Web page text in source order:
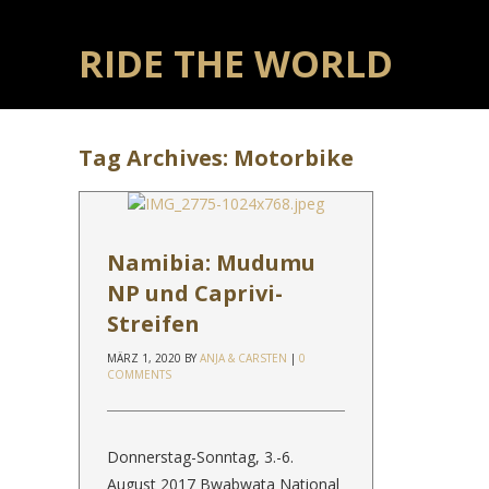
RIDE THE WORLD
Tag Archives: Motorbike
Namibia: Mudumu
NP und Caprivi-
Streifen
MÄRZ 1, 2020 BY ANJA & CARSTEN | 0
COMMENTS
Donnerstag-Sonntag, 3.-6.
August 2017 Bwabwata National